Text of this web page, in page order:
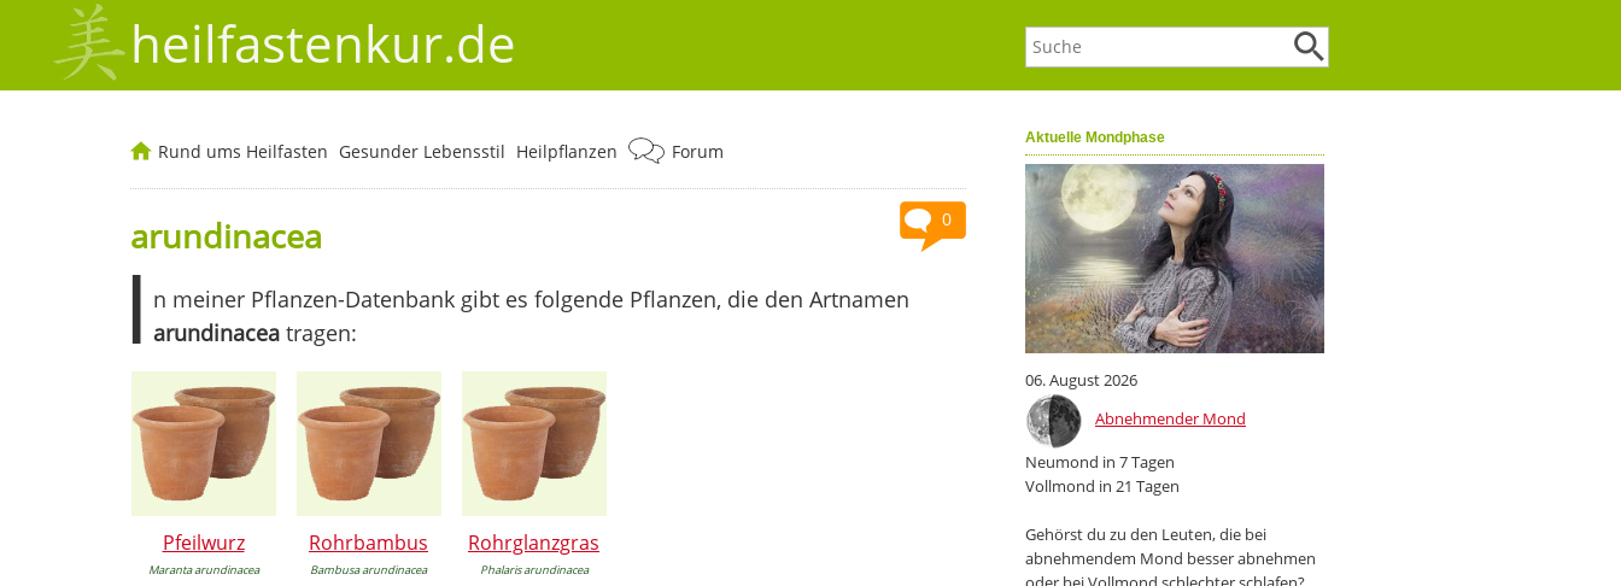
heilfastenkur.de
Aktuelle Mondphase
06. August 2026
Abnehmender Mond
Neumond in 7 Tagen
Vollmond in 21 Tagen
Gehörst du zu den Leuten, die bei
abnehmendem Mond besser abnehmen
Rund ums Heilfasten Gesunder Lebensstil Heilpflanzen Forum
0
arundinacea
I n meiner Pflanzen-Datenbank gibt es folgende Pflanzen, die den Artnamen
arundinaceatragen:
Pfeilwurz
Maranta arundinacea
Rohrbambus
Bambusa arundinacea
Rohrglanzgras
Phalaris arundinacea